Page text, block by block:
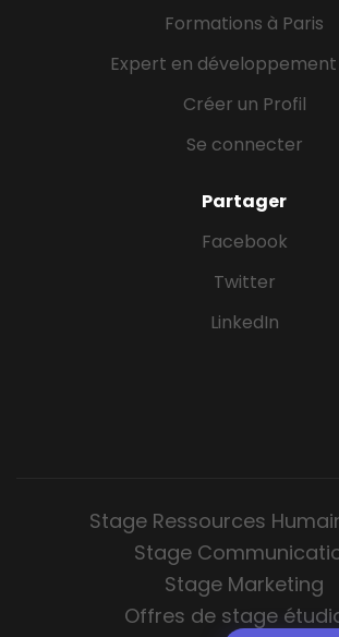
Formations à Paris
Expert en
Créer un Profil
Se connecter
Partager
Facebook
Twitter
LinkedIn
Stage Ressources
Stage
Stage Marketing
Offres de stage